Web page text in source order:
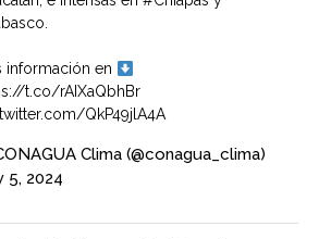
.
información en
t.co/rAIXaQbhBr
QkP49jlA4A
Clima (@conagua_clima)
5, 2024